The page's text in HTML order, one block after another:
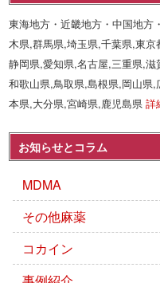
東海地方・近畿地方・中国地
木県,群馬県,埼玉県,千葉県,東
静岡県,愛知県,名古屋,三重県,
和歌山県,鳥取県,島根県,岡山県
本県,大分県,宮崎県,鹿児島県詳
お知らせとコラム
MDMA
その他麻薬
コカイン